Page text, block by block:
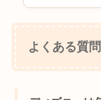
よくある質問